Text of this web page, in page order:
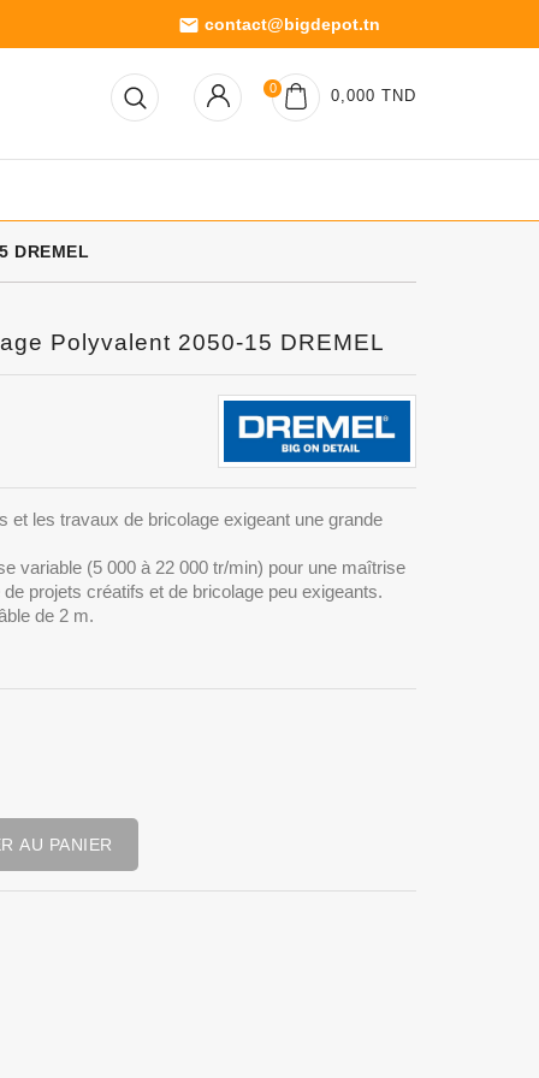
email contact@bigdepot.tn
0 0,000 TND
DREMEL
Polyvalent 2050-15 DREMEL
et les travaux de bricolage exigeant une grande
variable (5 000 à 22 000 tr/min) pour une maîtrise
projets créatifs et de bricolage peu exigeants.
de 2 m.
AU PANIER